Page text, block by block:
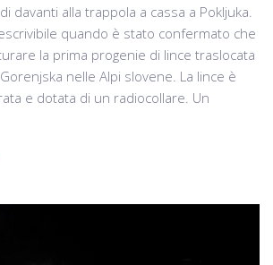
davanti alla trappola a cassa a Pokljuka.
quando è stato confermato che
la prima progenie di lince traslocata
nelle Alpi slovene. La lince è
e dotata di un radiocollare. Un